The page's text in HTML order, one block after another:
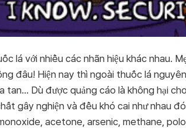
lá với nhiều các nhãn hiệu khác nhau.
đâu! Hiện nay thì ngoài thuốc lá
tan… Dù được quảng cáo là không hại
gây nghiện và đều khó cai như nhau
acetone, arsenic, methane,